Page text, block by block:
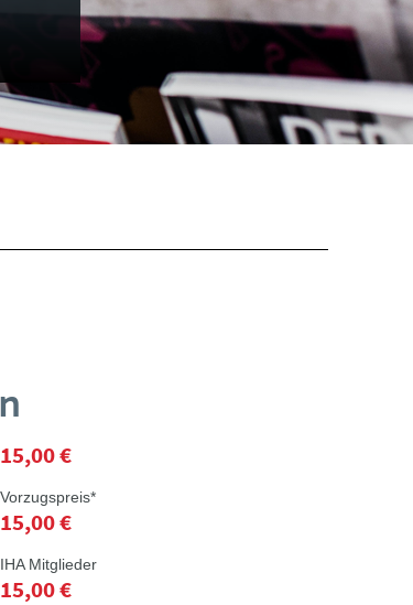
15,00 €
Vorzugspreis*
15,00 €
IHA Mitglieder
15,00 €